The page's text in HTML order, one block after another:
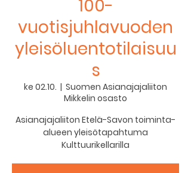
100-
vuotisjuhlavuoden
yleisöluentotilaisuu
s
ke 02.10.
  |
Suomen Asianajajaliiton
Mikkelin osasto
Asianajajaliiton Etelä-Savon toiminta-
alueen yleisötapahtuma
Kulttuurikellarilla